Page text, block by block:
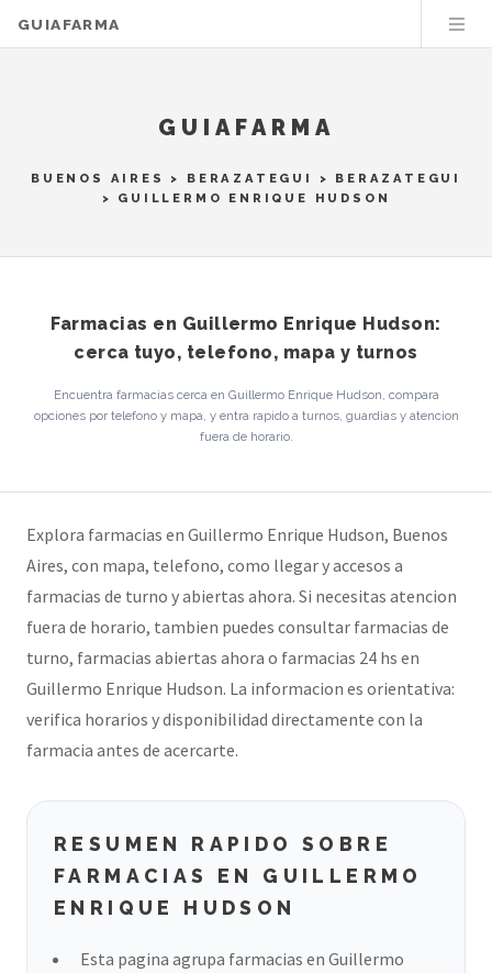
GUIAFARMA
GUIAFARMA
BUENOS AIRES > BERAZATEGUI > BERAZATEGUI
> GUILLERMO ENRIQUE HUDSON
Farmacias en Guillermo Enrique Hudson:
cerca tuyo, telefono, mapa y turnos
Encuentra farmacias cerca en Guillermo Enrique Hudson, compara
opciones por telefono y mapa, y entra rapido a turnos, guardias y atencion
fuera de horario.
Explora farmacias en Guillermo Enrique Hudson, Buenos
Aires, con mapa, telefono, como llegar y accesos a
farmacias de turno y abiertas ahora. Si necesitas atencion
fuera de horario, tambien puedes consultar farmacias de
turno, farmacias abiertas ahora o farmacias 24 hs en
Guillermo Enrique Hudson. La informacion es orientativa:
verifica horarios y disponibilidad directamente con la
farmacia antes de acercarte.
RESUMEN RAPIDO SOBRE
FARMACIAS EN GUILLERMO
ENRIQUE HUDSON
Esta pagina agrupa farmacias en Guillermo